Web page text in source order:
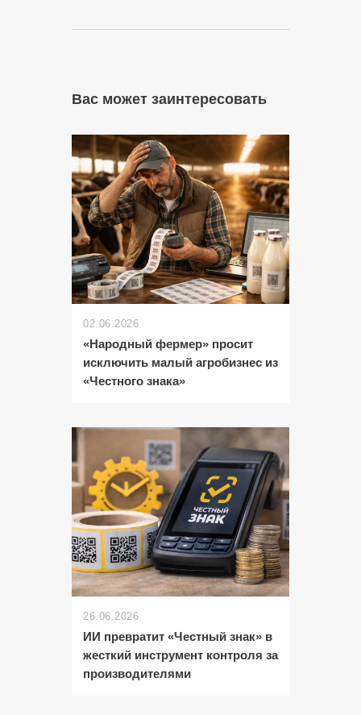
Вас может заинтересовать
02.06.2026
«Народный фермер» просит
исключить малый агробизнес из
«Честного знака»
26.06.2026
ИИ превратит «Честный знак» в
жесткий инструмент контроля за
производителями